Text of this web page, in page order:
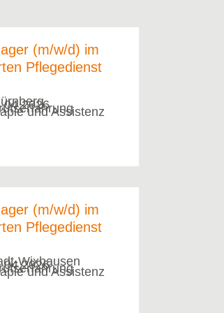
(m/w/d) im
Pflegedienst
und Assistenz
(m/w/d) im
Pflegedienst
Wixhausen
und Assistenz